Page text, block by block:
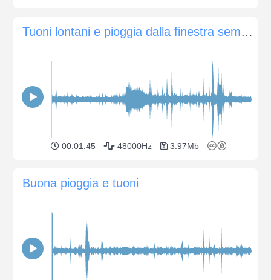
Tuoni lontani e pioggia dalla finestra semiaperta
00:01:45 48000Hz 3.97Mb
Buona pioggia e tuoni